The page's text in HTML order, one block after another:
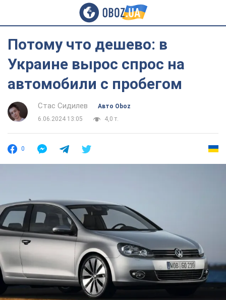
Потому что дешево: в
Украине вырос спрос на
автомобили с пробегом
Стас Сидилев
Авто Oboz
6.06.2024 13:05
4,0 т.
0